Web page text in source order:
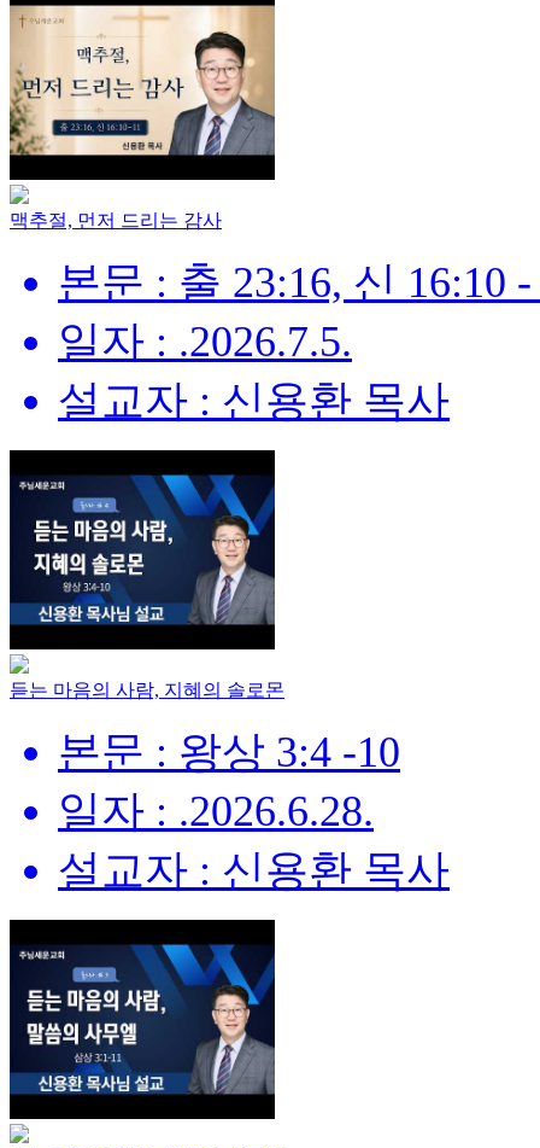
맥추절, 먼저 드리는 감사
본문 : 출 23:16, 신 16:10 -
일자 : .2026.7.5.
설교자 : 신용환 목사
듣는 마음의 사람, 지혜의 솔로몬
본문 : 왕상 3:4 -10
일자 : .2026.6.28.
설교자 : 신용환 목사